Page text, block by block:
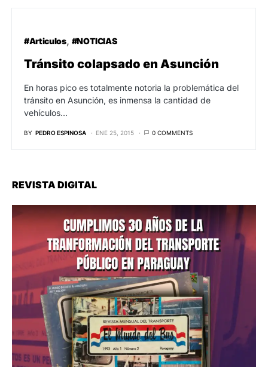
#Articulos #NOTICIAS
Tránsito colapsado en Asunción
En horas pico es totalmente notoria la problemática del
tránsito en Asunción, es inmensa la cantidad de
vehículos…
BY PEDRO ESPINOSA ENE 25, 2015 0 COMMENTS
REVISTA DIGITAL